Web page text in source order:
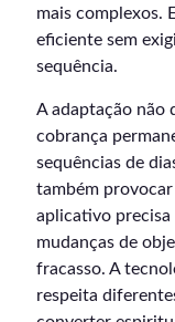
mais complexos.
eficiente sem
sequência.
A adaptação não
cobrança
sequências de
também
aplicativo precisa
mudanças de
fracasso. A
respeita